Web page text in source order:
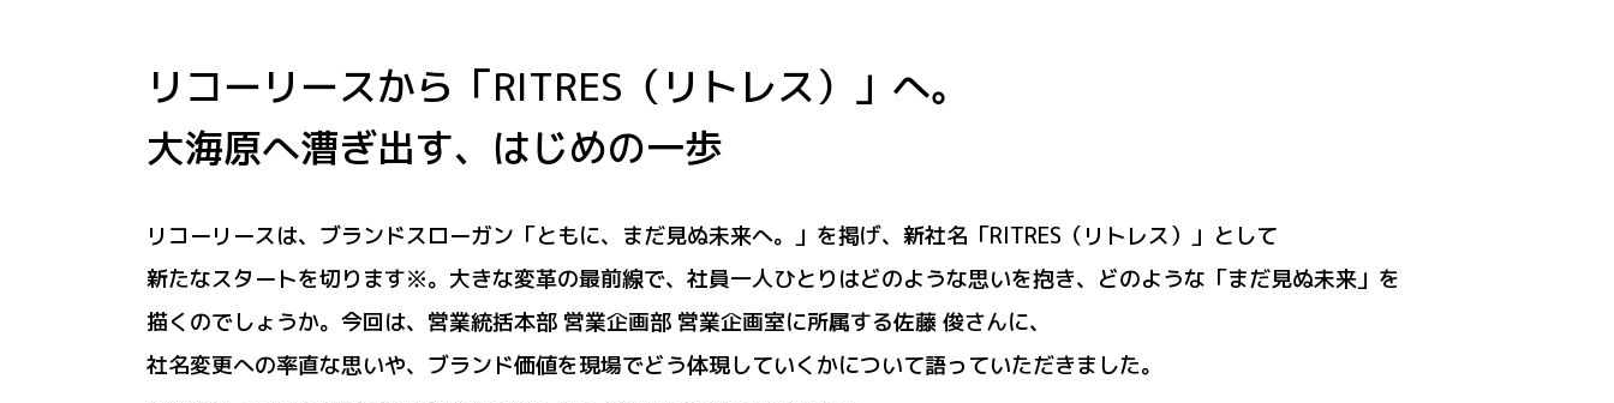
リコーリースから 「RITRES（リトレス）」へ。
大海原へ漕ぎ出す、 はじめの一歩
リコーリースは、ブランドスローガン「ともに、まだ見ぬ未来へ。」を掲げ、新社名「RITRES（リトレス）」として
新たなスタートを切ります※。大きな変革の最前線で、社員一人ひとりはどのような思いを抱き、どのような「まだ見ぬ未来」を
描くのでしょうか。今回は、営業統括本部 営業企画部 営業企画室に所属する佐藤 俊さんに、
社名変更への率直な思いや、ブランド価値を現場でどう体現していくかについて語っていただきました。